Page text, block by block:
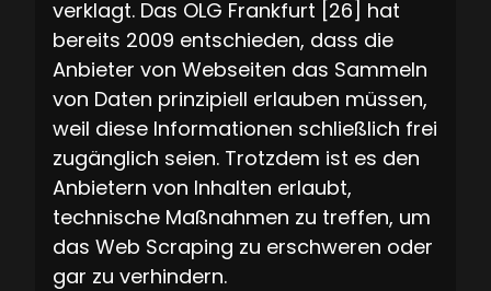
verklagt. Das OLG Frankfurt [26] hat
bereits 2009 entschieden, dass die
Anbieter von Webseiten das Sammeln
von Daten prinzipiell erlauben müssen,
weil diese Informationen schließlich frei
zugänglich seien. Trotzdem ist es den
Anbietern von Inhalten erlaubt,
technische Maßnahmen zu treffen, um
das Web Scraping zu erschweren oder
gar zu verhindern.